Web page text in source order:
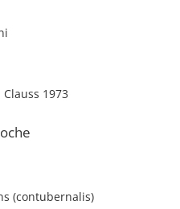
1973
(contubernalis)